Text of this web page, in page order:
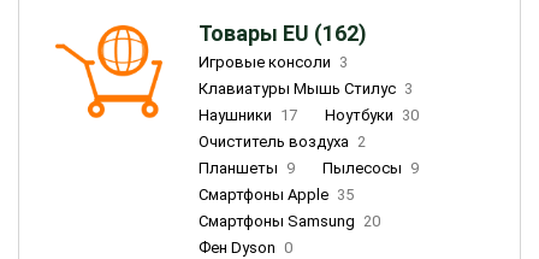
Товары EU (162)
Игровые консоли 3
Клавиатуры Мышь Стилус 3
Наушники 17 Ноутбуки 30
Очиститель воздуха 2
Планшеты 9 Пылесосы 9
Смартфоны Apple 35
Смартфоны Samsung 20
Фен Dyson 0